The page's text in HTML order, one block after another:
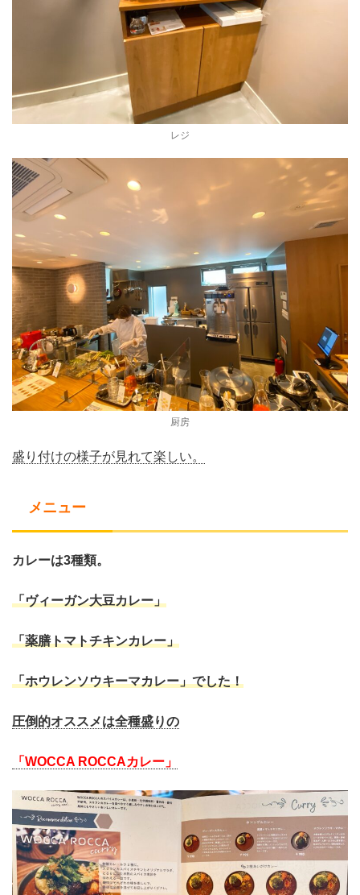
レジ
厨房
盛り付けの様子が見れて楽しい。
メニュー
カレーは3種類。
「ヴィーガン大豆カレー」
「薬膳トマトチキンカレー」
「ホウレンソウキーマカレー」でした！
圧倒的オススメは全種盛りの
「WOCCA ROCCAカレー」